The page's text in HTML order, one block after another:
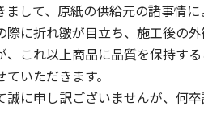
して、原紙の供給元の諸事情に
に折れ皺が目立ち、施工後の外
これ以上商品に品質を保持す
いただきます。
に申し訳ございませんが、何